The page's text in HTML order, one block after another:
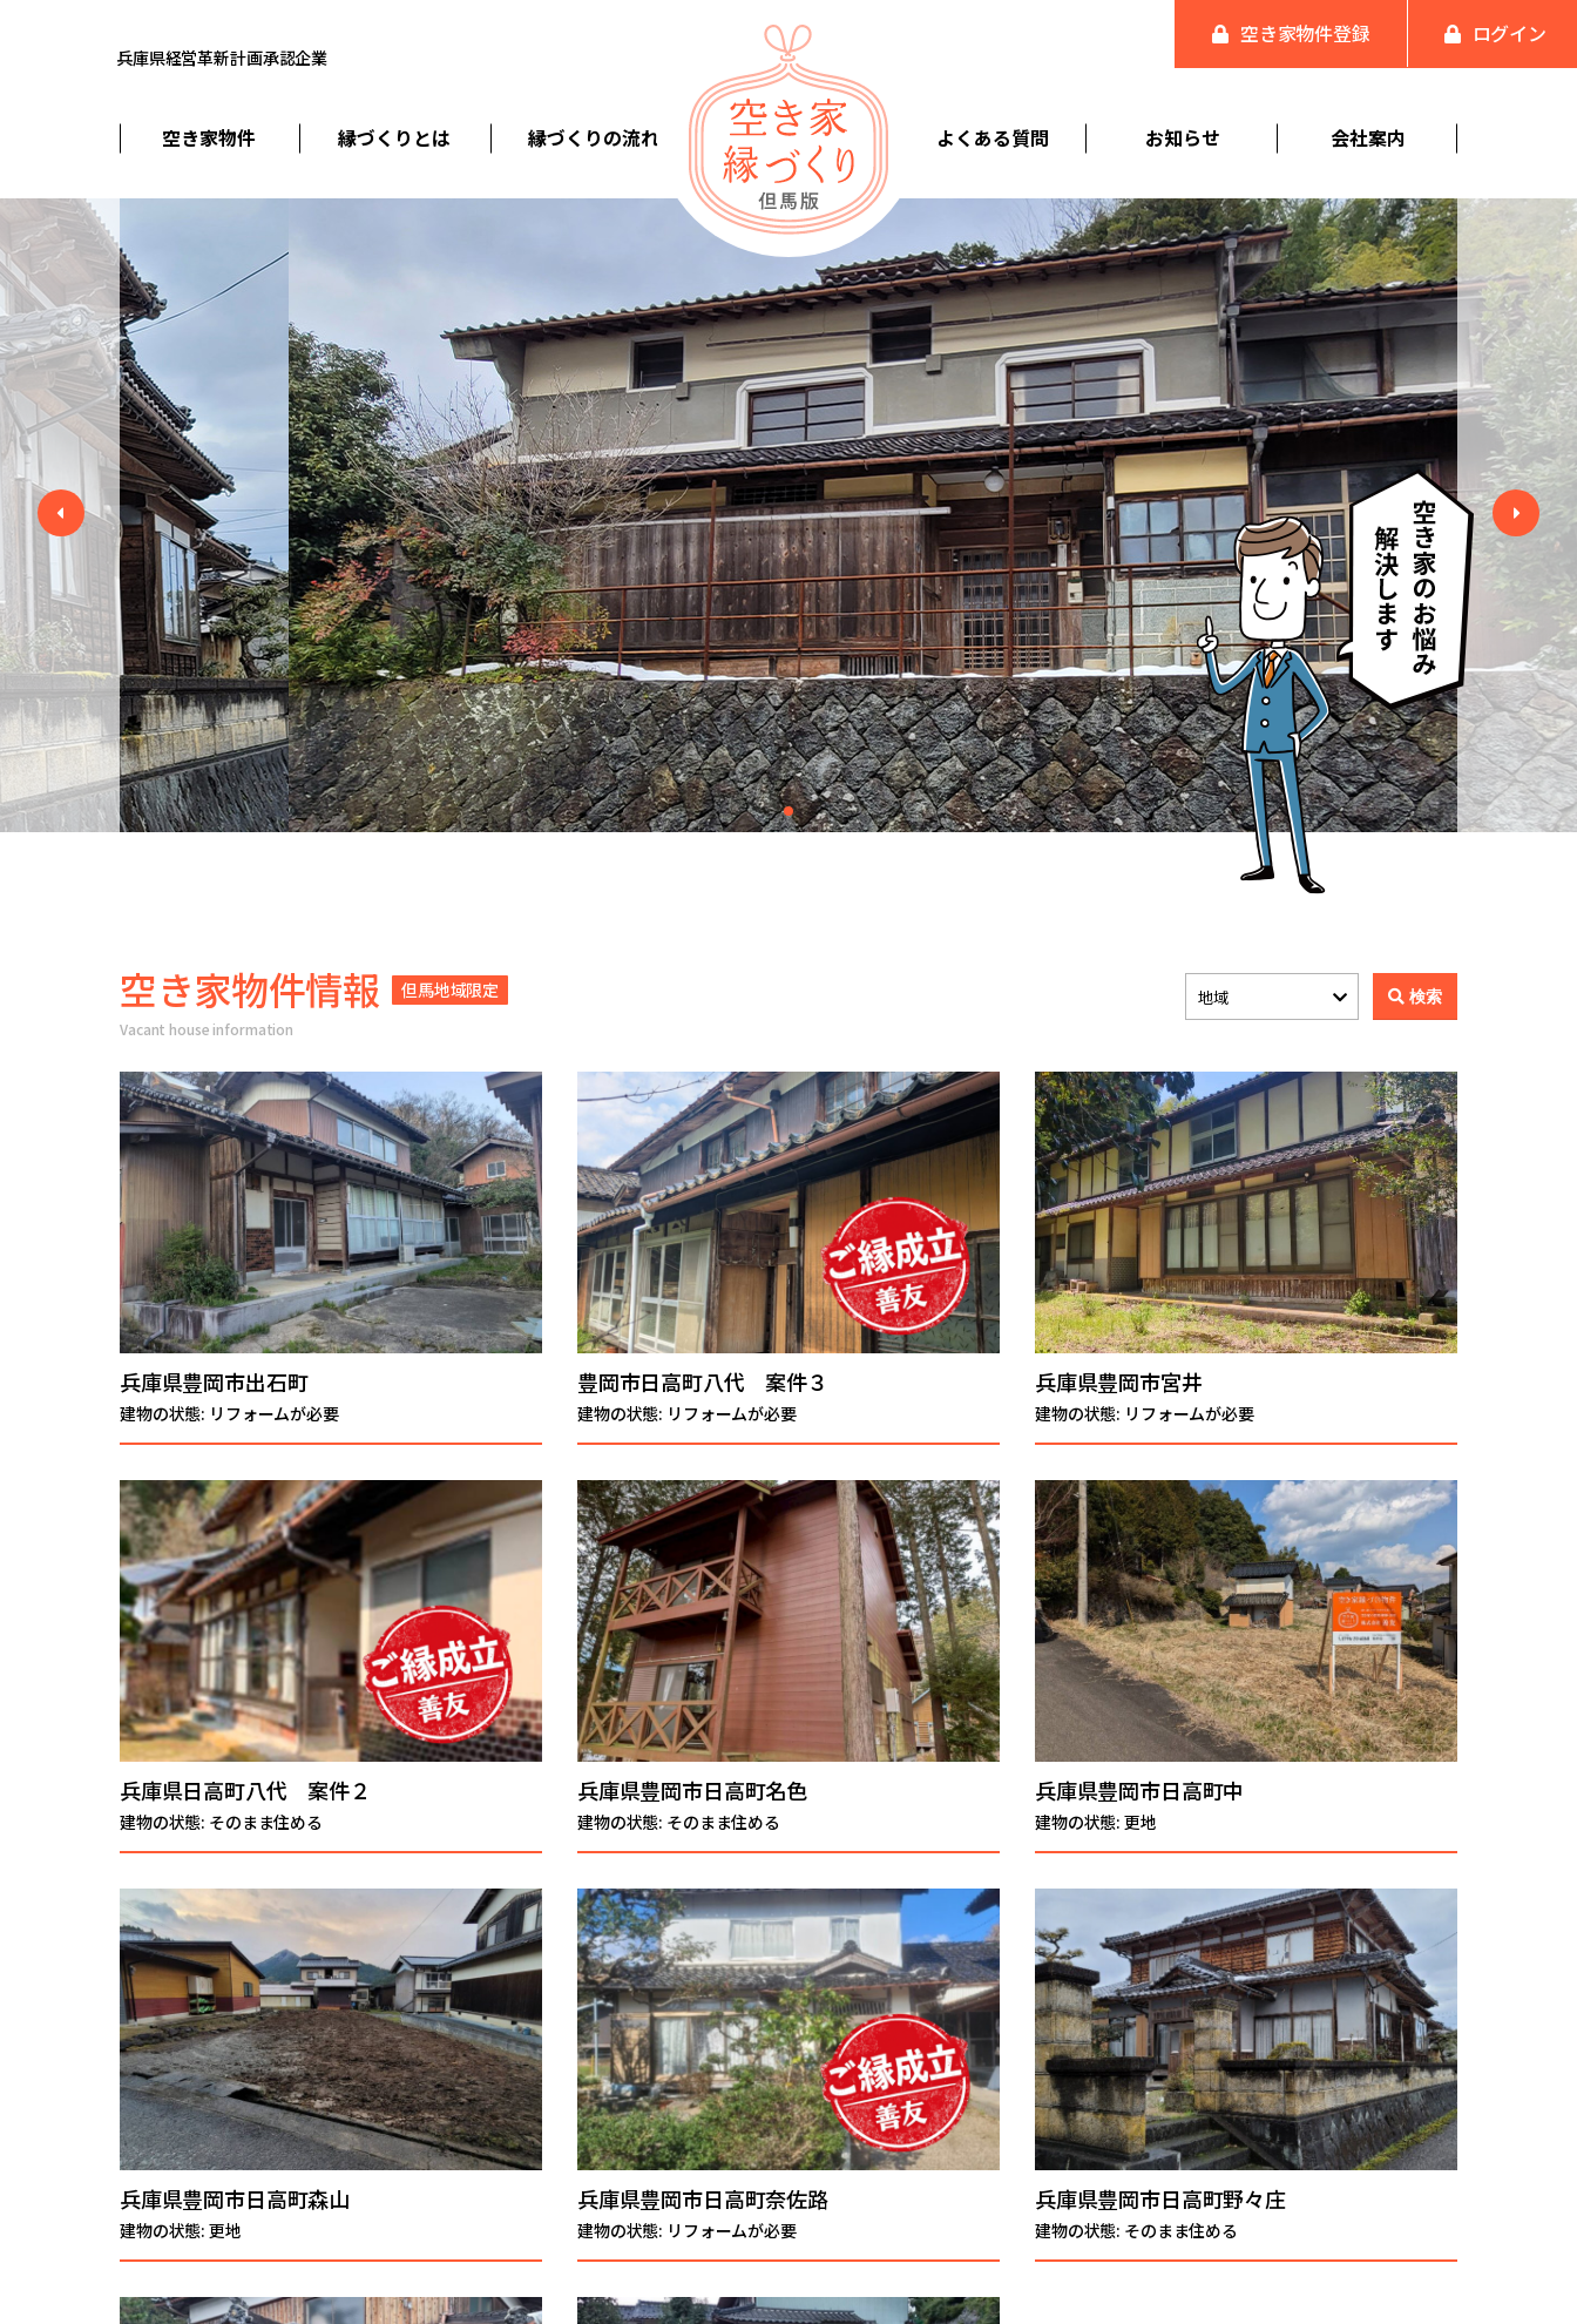
兵庫県経営革新計画承認企業
空き家物件登録 ログイン
空き家物件 縁づくりとは 縁づくりの流れ よくある質問 お知らせ 会社案内
空き家物件情報
Vacant house information
但馬地域限定
兵庫県豊岡市出石町
建物の状態: リフォームが必要
豊岡市日高町八代 案件３
建物の状態: リフォームが必要
兵庫県豊岡市宮井
建物の状態: リフォームが必要
兵庫県日高町八代 案件２
建物の状態: そのまま住める
兵庫県豊岡市日高町名色
建物の状態: そのまま住める
兵庫県豊岡市日高町中
建物の状態: 更地
兵庫県豊岡市日高町森山
建物の状態: 更地
兵庫県豊岡市日高町奈佐路
建物の状態: リフォームが必要
兵庫県豊岡市日高町野々庄
建物の状態: そのまま住める